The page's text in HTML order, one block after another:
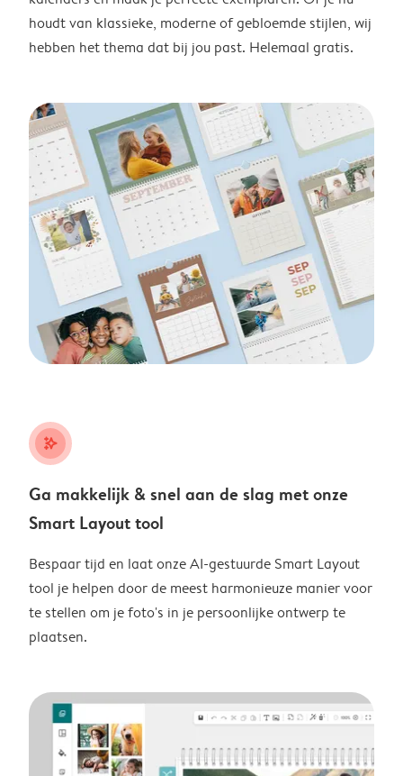
houdt van klassieke, moderne of gebloemde stijlen, wij
hebben het thema dat bij jou past. Helemaal gratis.
stars_plus
Ga makkelijk & snel aan de slag met onze
Smart Layout tool
Bespaar tijd en laat onze AI-gestuurde Smart Layout
tool je helpen door de meest harmonieuze manier voor
te stellen om je foto's in je persoonlijke ontwerp te
plaatsen.